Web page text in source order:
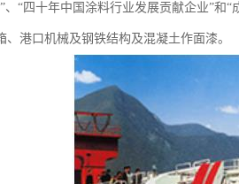
、“四十年中国涂料行业发展贡献企业”和
、港口机械及钢铁结构及混凝土作面漆。